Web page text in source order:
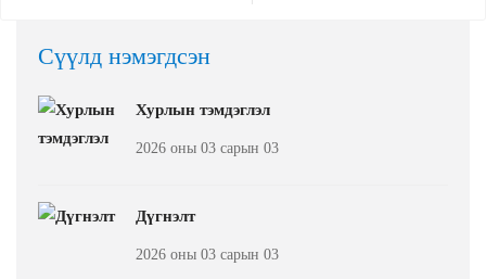
Сүүлд нэмэгдсэн
Хурлын тэмдэглэл
2026 оны 03 сарын 03
Дүгнэлт
2026 оны 03 сарын 03